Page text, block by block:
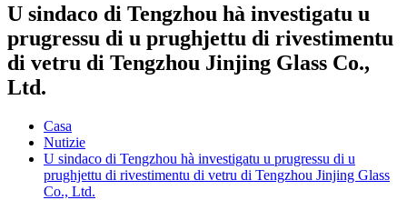
U sindaco di Tengzhou hà investigatu u
prugressu di u prughjettu di rivestimentu
di vetru di Tengzhou Jinjing Glass Co.,
Ltd.
Casa
Nutizie
U sindaco di Tengzhou hà investigatu u prugressu di u
prughjettu di rivestimentu di vetru di Tengzhou Jinjing Glass
Co., Ltd.